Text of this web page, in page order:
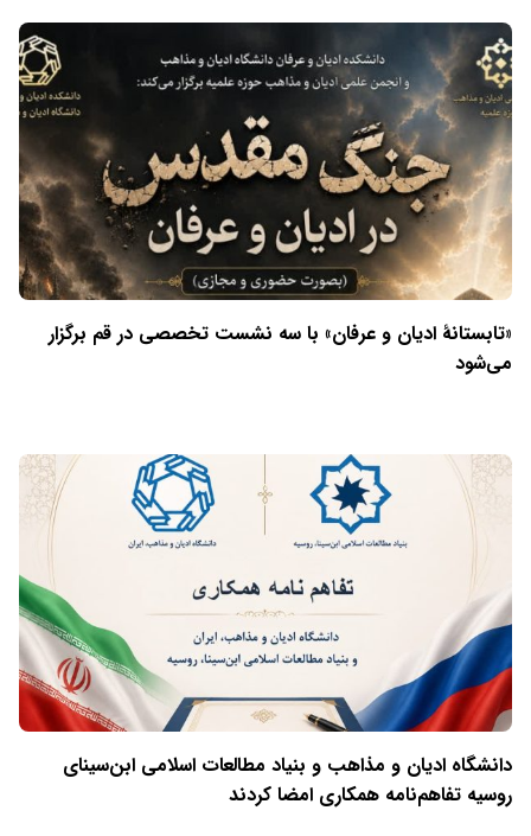
«تابستانهٔ ادیان و عرفان» با سه نشست تخصصی در قم برگزار
می‌شود
دانشگاه ادیان و مذاهب و بنیاد مطالعات اسلامی ابن‌سینای
روسیه تفاهم‌نامه همکاری امضا کردند